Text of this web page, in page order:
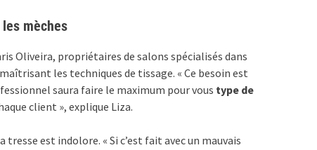
mèches
Oliveira, propriétaires de salons spécialisés dans
les techniques de tissage. « Ce besoin est
saura faire le maximum pour vous type de
client », explique Liza.
est indolore. « Si c’est fait avec un mauvais